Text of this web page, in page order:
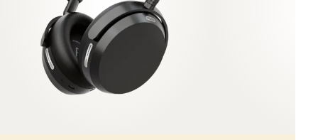
Tilbehør
INSPIRASJON
MERKER